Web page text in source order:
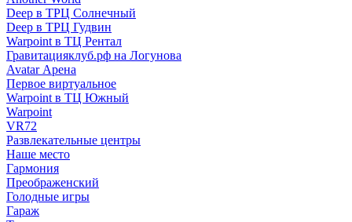
Deep в ТРЦ Солнечный
Deep в ТРЦ Гудвин
Warpoint в ТЦ Рентал
Гравитацияклуб.рф на Логунова
Avatar Арена
Первое виртуальное
Warpoint в ТЦ Южный
Warpoint
VR72
Развлекательные центры
Наше место
Гармония
Преображенский
Голодные игры
Гараж